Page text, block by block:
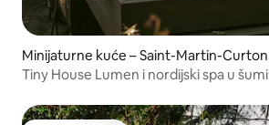
Minijaturne kuće – Saint-Martin-Curton
Tiny House Lumen i nordijski spa u šumi